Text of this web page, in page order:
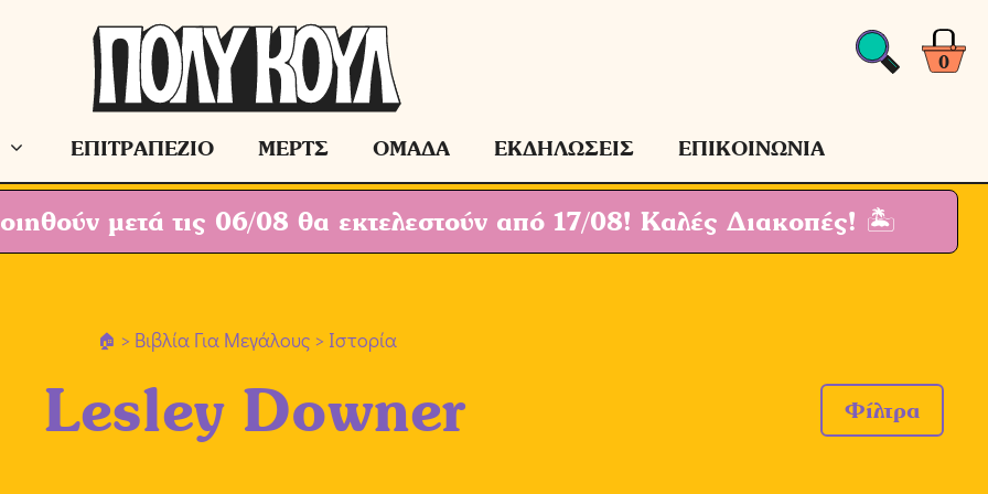
0
ΕΠΙΤΡΑΠΕΖΙΟ ΜΕΡΤΣ ΟΜΑΔΑ ΕΚΔΗΛΩΣΕΙΣ ΕΠΙΚΟΙΝΩΝΙΑ
μετά τις 06/08 θα εκτελεστούν από 17/08! Καλές Διακοπές! 🏝
> Βιβλία Για Μεγάλους > Ιστορία
Lesley Downer Φίλτρα